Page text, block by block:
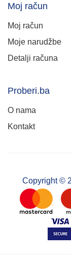
Moj račun
Moj račun
Moje narudžbe
Detalji računa
Proberi.ba
O nama
Kontakt
Copyright ©